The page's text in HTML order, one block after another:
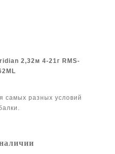
2,32м 4-21г RMS-
самых разных условий